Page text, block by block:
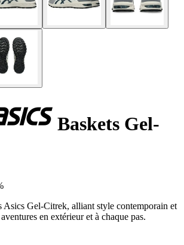
Baskets Gel-
Asics Gel-Citrek, alliant style contemporain et
en extérieur et à chaque pas.